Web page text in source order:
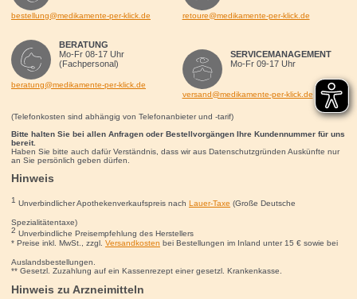
bestellung@medikamente-per-klick.de
BERATUNG
Mo-Fr 08-17 Uhr
(Fachpersonal)
beratung@medikamente-per-klick.de
retoure@medikamente-per-klick.de
SERVICEMANAGEMENT
Mo-Fr 09-17 Uhr
versand@medikamente-per-klick.de
(Telefonkosten sind abhängig von Telefonanbieter und -tarif)
Bitte halten Sie bei allen Anfragen oder Bestellvorgängen Ihre Kundennummer für uns
bereit.
Haben Sie bitte auch dafür Verständnis, dass wir aus Datenschutzgründen Auskünfte nur
an Sie persönlich geben dürfen.
Hinweis
1 Unverbindlicher Apothekenverkaufspreis nach Lauer-Taxe (Große Deutsche
Spezialitätentaxe)
2 Unverbindliche Preisempfehlung des Herstellers
* Preise inkl. MwSt., zzgl. Versandkosten bei Bestellungen im Inland unter 15 €sowie bei
Auslandsbestellungen.
** Gesetzl. Zuzahlung auf ein Kassenrezept einer gesetzl. Krankenkasse.
Hinweis zu Arzneimitteln